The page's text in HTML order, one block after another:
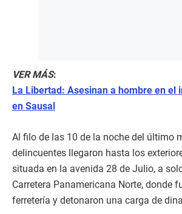
VER MÁS:
La Libertad: Asesinan a hombre en el
en Sausal
Al filo de las 10 de la noche del último
delincuentes llegaron hasta los
situada en la avenida 28 de Julio, a
Carretera Panamericana Norte, donde
ferretería y detonaron una carga de